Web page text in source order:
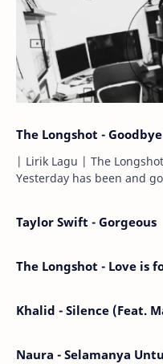
The Longshot -
| Lirik Lagu | The
Yesterday has been and gone. Kemarin telah
Taylor Swift - Gorgeous
The Longshot - Love is
Khalid - Silence (Feat.
Naura - Selamanya